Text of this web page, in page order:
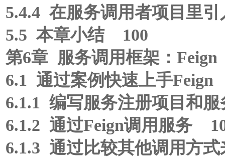
5.4.4 在服务调用者项目里
5.5 本章小结 100
第6章 服务调用框架：
6.1 通过案例快速上手
6.1.1 编写服务注册项目和
6.1.2 通过Feign调用服务
6.1.3 通过比较其他调用方